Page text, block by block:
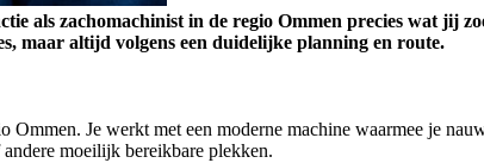
als zachomachinist in de regio Ommen precies wat jij
maar altijd volgens een duidelijke planning en route.
Je werkt met een moderne machine waarmee je
moeilijk bereikbare plekken.